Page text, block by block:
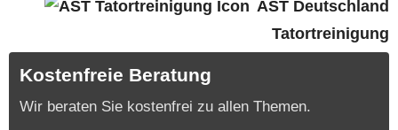
AST Deutschland
Tatortreinigung
Kostenfreie Beratung
Wir beraten Sie kostenfrei zu allen Themen.